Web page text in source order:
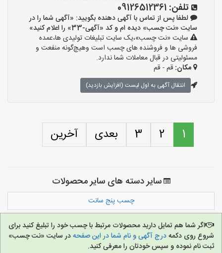
تلفن: 09126512361
لطفا پس از تماس با آگهی دهنده بگویید: «آگهی شما را در
سایت «نت چسب» دیده ام و کد «آگهی-33» را اعلام کنید»
سایت «نت چسب»،یک سایت تبلیغات تولیدی ها،عمده
فروشی ها و فروشنده های چسب است وهیچ‌گونه منفعت و
مسئولیتی در قبال معاملات شما ندارد.
مکان: قم - قم
انتقال آگهی به اول لیست (افزایش بازدید)
1
2
3 بعدی آخرین
سایر دسته های سایر محصولات
چسب پنج سانت
اگر شما هم تمایل دارید محصولات مرتبط با چسب خود را تبلیغ کنید برای
شروع روی دکمهدرج آگهی و نام شما در این صفحهدر سایت «نت چسب»
ثبت نام نموده و سپس خودتان را معرفی کنید.